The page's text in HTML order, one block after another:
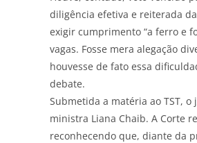
diligência efetiva e reiterada
exigir cumprimento “a ferro e
vagas. Fosse mera alegação
houvesse de fato essa
debate.
Submetida a matéria ao TST,
ministra Liana Chaib. A Corte
reconhecendo que, diante da